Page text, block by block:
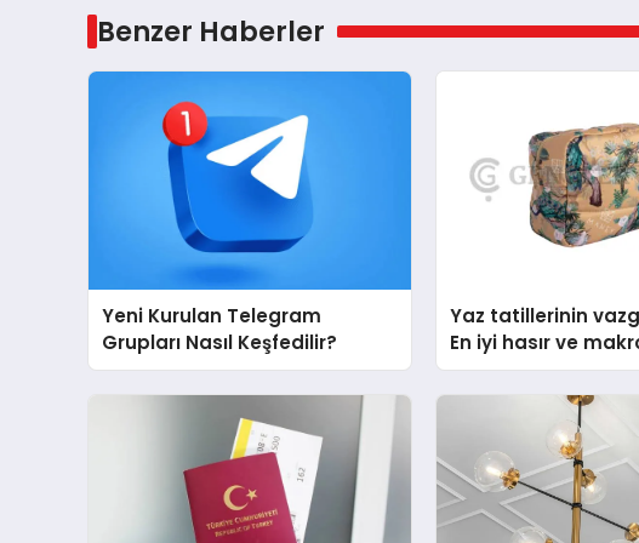
Benzer Haberler
Yeni Kurulan Telegram
Grupları Nasıl Keşfedilir?
Yaz tatillerinin
En iyi hasır ve
çantası tavsiyeleri